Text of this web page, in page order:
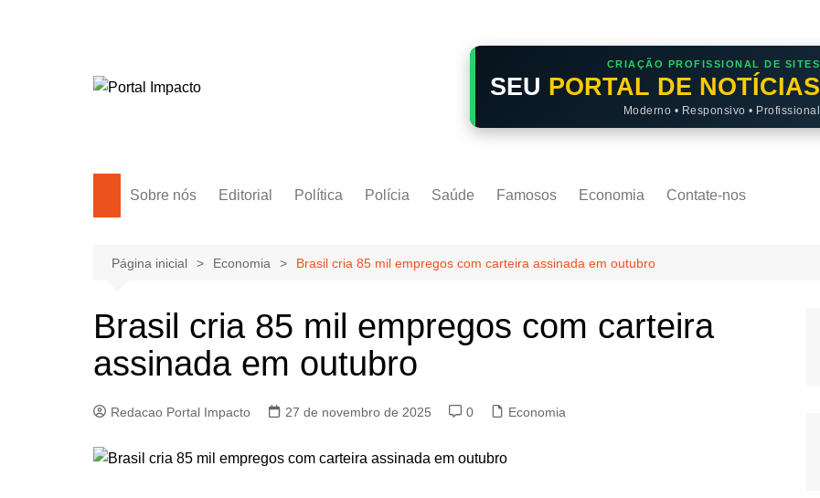
CRIAÇÃO PROFISSIONAL DE SITES
SEU PORTAL DE NOTÍCIAS
Moderno • Responsivo • Profissional
Sobre nós Editorial
Manaus
Mundo
Política Polícia Saúde Famosos Economia Contate-nos
Página inicial Economia Brasil cria 85 mil empregos com carteira assinada em outubro
Brasil cria 85 mil empregos com carteira
assinada em outubro
Redacao Portal Impacto 27 de novembro de 2025 0 Economia